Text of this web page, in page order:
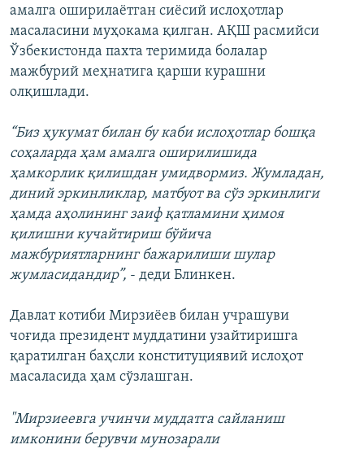
амалга оширилаётган сиёсий ислоҳотлар
масаласини муҳокама қилган. АҚШ расмийси
Ўзбекистонда пахта теримида болалар
мажбурий меҳнатига қарши курашни
олқишлади.
“Биз ҳукумат билан бу каби ислоҳотлар бошқа
соҳаларда ҳам амалга оширилишида
ҳамкорлик қилишдан умидвормиз. Жумладан,
диний эркинликлар, матбуот ва сўз эркинлиги
ҳамда аҳолининг заиф қатламини ҳимоя
қилишни кучайтириш бўйича
мажбуриятларнинг бажарилиши шулар
жумласидандир”, - деди Блинкен.
Давлат котиби Мирзиёев билан учрашуви
чоғида президент муддатини узайтиришга
қаратилган баҳсли конституциявий ислоҳот
масаласида ҳам сўзлашган.
"Мирзиеевга учинчи муддатга сайланиш
имконини берувчи мунозарали